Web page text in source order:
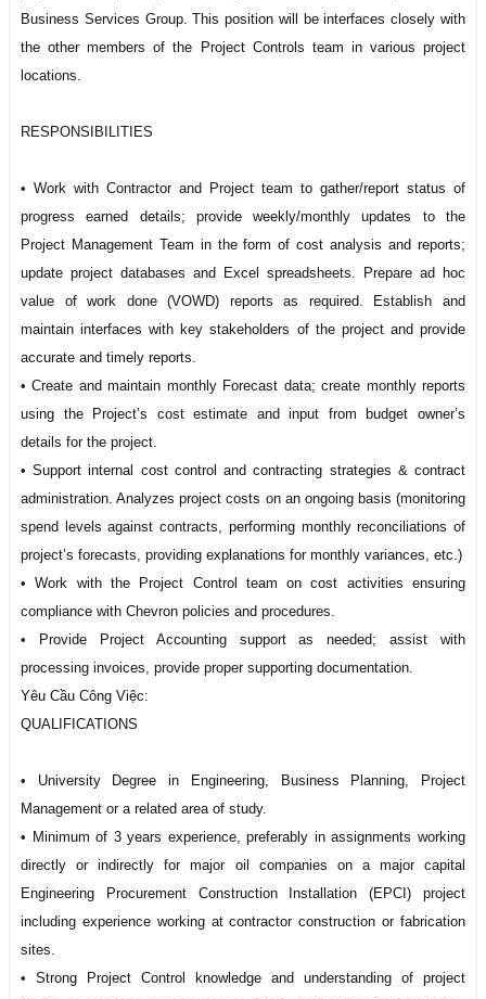
Business Services Group. This position will be interfaces closely with
the other members of the Project Controls team in various project
locations.
RESPONSIBILITIES
• Work with Contractor and Project team to gather/report status of
progress earned details; provide weekly/monthly updates to the
Project Management Team in the form of cost analysis and reports;
update project databases and Excel spreadsheets. Prepare ad hoc
value of work done (VOWD) reports as required. Establish and
maintain interfaces with key stakeholders of the project and provide
accurate and timely reports.
• Create and maintain monthly Forecast data; create monthly reports
using the Project’s cost estimate and input from budget owner’s
details for the project.
• Support internal cost control and contracting strategies & contract
administration. Analyzes project costs on an ongoing basis (monitoring
spend levels against contracts, performing monthly reconciliations of
project’s forecasts, providing explanations for monthly variances, etc.)
• Work with the Project Control team on cost activities ensuring
compliance with Chevron policies and procedures.
• Provide Project Accounting support as needed; assist with
processing invoices, provide proper supporting documentation.
Yêu Cầu Công Việc:
QUALIFICATIONS
• University Degree in Engineering, Business Planning, Project
Management or a related area of study.
• Minimum of 3 years experience, preferably in assignments working
directly or indirectly for major oil companies on a major capital
Engineering Procurement Construction Installation (EPCI) project
including experience working at contractor construction or fabrication
sites.
• Strong Project Control knowledge and understanding of project